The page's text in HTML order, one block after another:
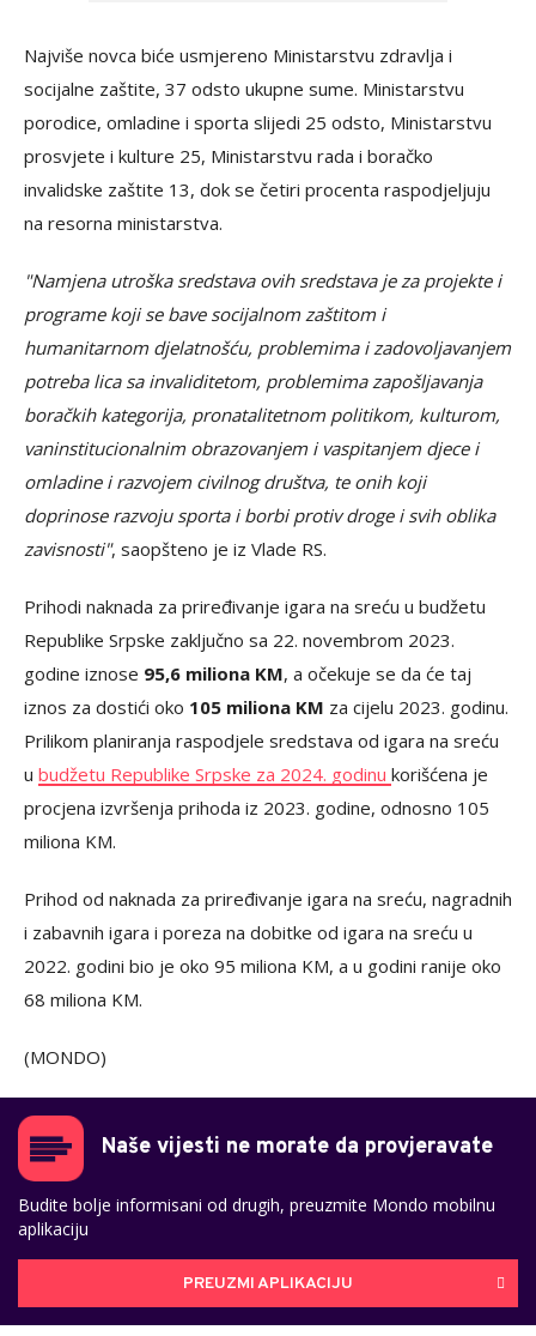
Najviše novca biće usmjereno Ministarstvu zdravlja i
socijalne zaštite, 37 odsto ukupne sume. Ministarstvu
porodice, omladine i sporta slijedi 25 odsto, Ministarstvu
prosvjete i kulture 25, Ministarstvu rada i boračko
invalidske zaštite 13, dok se četiri procenta raspodjeljuju
na resorna ministarstva.
"Namjena utroška sredstava ovih sredstava je za projekte i
programe koji se bave socijalnom zaštitom i
humanitarnom djelatnošću, problemima i zadovoljavanjem
potreba lica sa invaliditetom, problemima zapošljavanja
boračkih kategorija, pronatalitetnom politikom, kulturom,
vaninstitucionalnim obrazovanjem i vaspitanjem djece i
omladine i razvojem civilnog društva, te onih koji
doprinose razvoju sporta i borbi protiv droge i svih oblika
zavisnosti", saopšteno je iz Vlade RS.
Prihodi naknada za priređivanje igara na sreću u budžetu
Republike Srpske zaključno sa 22. novembrom 2023.
godine iznose 95,6 miliona KM, a očekuje se da će taj
iznos za dostići oko 105 miliona KM za cijelu 2023. godinu.
Prilikom planiranja raspodjele sredstava od igara na sreću
u budžetu Republike Srpske za 2024. godinu korišćena je
procjena izvršenja prihoda iz 2023. godine, odnosno 105
miliona KM.
Prihod od naknada za priređivanje igara na sreću, nagradnih
i zabavnih igara i poreza na dobitke od igara na sreću u
2022. godini bio je oko 95 miliona KM, a u godini ranije oko
68 miliona KM.
(MONDO)
Naše vijesti ne morate da provjeravate
Budite bolje informisani od drugih, preuzmite Mondo mobilnu
aplikaciju
PREUZMI APLIKACIJU